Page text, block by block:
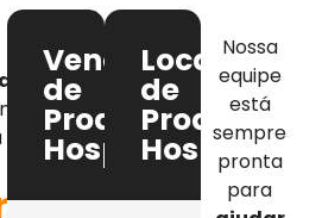
Venda
de
Produtos
Hospitalares
Locação
de
Produtos
Nossa
equipe
está
sempre
pronta
para